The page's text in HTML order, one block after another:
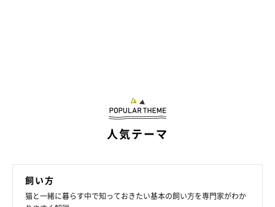
人気テーマ
飼い方
猫と一緒に暮らす中で知っておきたい基本の飼い方を専門家がわか